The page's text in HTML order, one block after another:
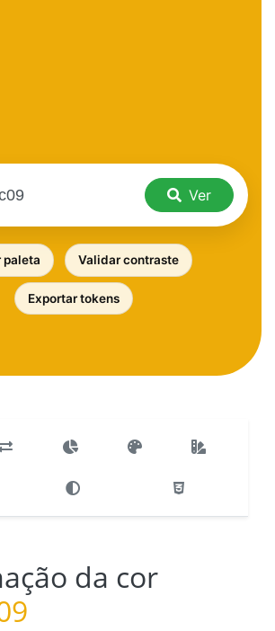
Ver
paleta Validar contraste
Exportar tokens
da cor